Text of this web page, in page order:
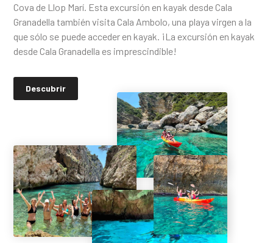
Cova de Llop Marí. Esta excursión en kayak desde Cala
Granadella también visita Cala Ambolo, una playa virgen a la
que sólo se puede acceder en kayak. ¡La excursión en kayak
desde Cala Granadella es imprescindible!
Descubrir